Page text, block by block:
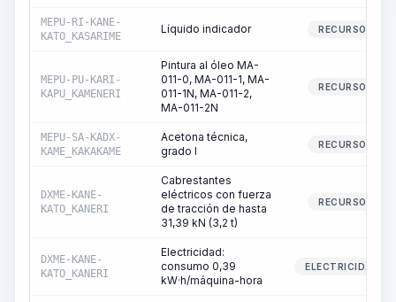
MEPU-RI-KANE-
KATO_KASARIME
Líquido indicador RECURSO
MEPU-PU-KARI-
KAPU_KAMENERI
Pintura al óleo MA-
011-0, MA-011-1, MA-
011-1N, MA-011-2,
MA-011-2N
RECURSO
MEPU-SA-KADX-
KAME_KAKAKAME
Acetona técnica,
grado I
RECURSO
DXME-KANE-
KATO_KANERI
Cabrestantes
eléctricos con fuerza
de tracción de hasta
31,39 kN (3,2 t)
RECURSO
DXME-KANE-
KATO_KANERI
Electricidad:
consumo 0,39
kW·h/máquina-hora
ELECTRICIDAD